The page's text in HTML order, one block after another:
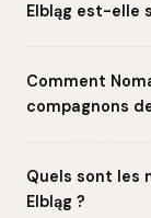
Elbląg est-elle
Comment
compagnons
Quels sont les
Elbląg ?